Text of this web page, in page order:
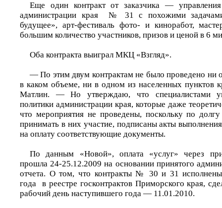
Еще один контракт от заказчика — управления
администрации края № 31 с похожими
будущее», арт-фестиваль фото- и киноработ,
большим количество участников, призов и ценой в 6
Оба контракта выиграл МКЦ «Взгляд».
— По этим двум контрактам не было проведено ни
в каком объеме, ни в одном из населенных пунктов
Матлин. — Но утверждаю, что специалистами
политики администрации края, которые даже
что мероприятия не проведены, поскольку по
принимать в них участие, подписаны акты
на оплату соответствующие документы.
По данным «Новой», оплата «услуг» через
прошла 24-25.12.2009 на основании принятого
отчета. О том, что контракты № 30 и 31
года в реестре госконтрактов Приморского края,
рабочий день наступившего года — 11.01.2010.